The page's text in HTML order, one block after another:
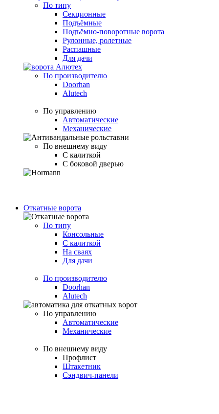
По типу
Секционные
Подъёмные
Подъёмно-поворотные ворота
Рулонные, ролетные
Распашные
Для дачи
По производителю
Doorhan
Alutech
По управлению
Автоматические
Механические
По внешнему виду
С калиткой
С боковой дверью
Откатные ворота
По типу
Консольные
С калиткой
На сваях
Для дачи
По производителю
Doorhan
Alutech
По управлению
Автоматические
Механические
По внешнему виду
Профлист
Штакетник
Сэндвич-панели